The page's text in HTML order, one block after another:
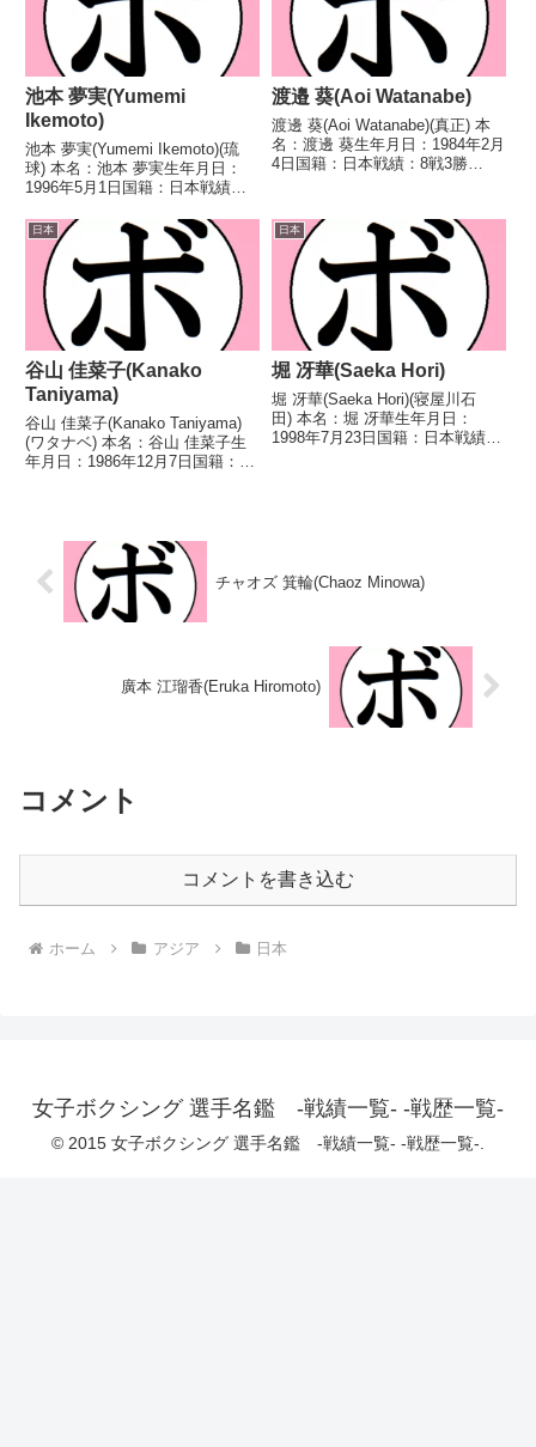
池本 夢実(Yumemi
Ikemoto)
池本 夢実(Yumemi Ikemoto)(琉
球) 本名：池本 夢実生年月日：
1996年5月1日国籍：日本戦績：
ル】初代日本女子フライ級王座第
3代WBOアジアパシフィック女子
ライトフライ級王座 【戦歴...
渡邉 葵(Aoi Watanabe)
渡邊 葵(Aoi Watanabe)(真正) 本
名：渡邊 葵生年月日：1984年2月
4日国籍：日本戦績：8戦3勝
●1RTKO 白方 愛花(泉
北)2018/08/05 ○2R...
日本
谷山 佳菜子(Kanako
Taniyama)
谷山 佳菜子(Kanako Taniyama)
(ワタナベ) 本名：谷山 佳菜子生
年月日：1986年12月7日国籍：日
2018/12/01 ○2RTKO...
日本
堀 冴華(Saeka Hori)
堀 冴華(Saeka Hori)(寝屋川石
田) 本名：堀 冴華生年月日：
1998年7月23日国籍：日本戦績：
チャオズ 箕輪(Chaoz Minowa)
廣本 江瑠香(Eruka Hiromoto)
コメント
コメントを書き込む
ホーム アジア 日本
女子ボクシング 選手名鑑 -戦績一覧- -戦歴一覧-
© 2015 女子ボクシング 選手名鑑 -戦績一覧- -戦歴一覧-.